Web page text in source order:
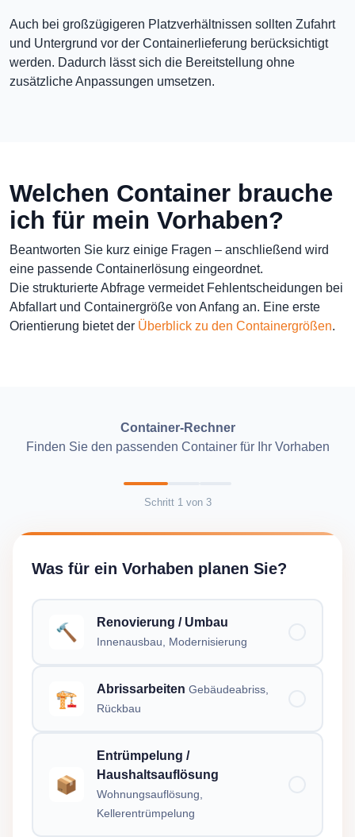
Auch bei großzügigeren Platzverhältnissen sollten Zufahrt
und Untergrund vor der Containerlieferung berücksichtigt
werden. Dadurch lässt sich die Bereitstellung ohne
zusätzliche Anpassungen umsetzen.
Welchen Container brauche
ich für mein Vorhaben?
Beantworten Sie kurz einige Fragen – anschließend wird
eine passende Containerlösung eingeordnet.
Die strukturierte Abfrage vermeidet Fehlentscheidungen bei
Abfallart und Containergröße von Anfang an. Eine erste
Orientierung bietet der Überblick zu den Containergrößen.
Container-Rechner
Finden Sie den passenden Container für Ihr Vorhaben
Schritt 1von 3
Was für ein Vorhaben planen Sie?
🔨 Renovierung / Umbau
Innenausbau, Modernisierung
🏗️ Abrissarbeiten Gebäudeabriss,
Rückbau
📦
Entrümpelung /
Haushaltsauflösung
Wohnungsauflösung,
Kellerentrümpelung